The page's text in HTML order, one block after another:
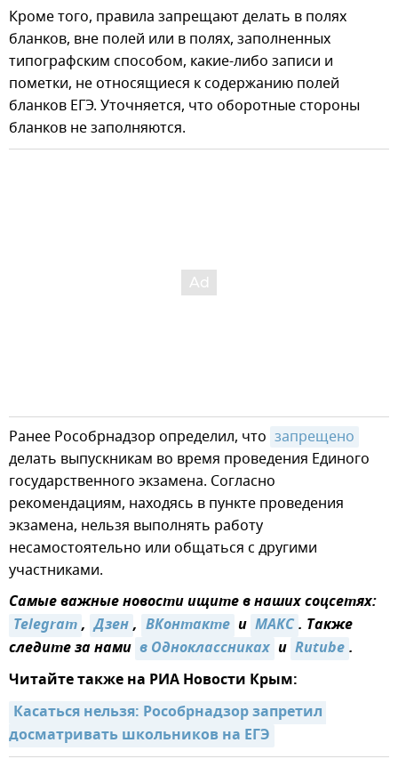
Кроме того, правила запрещают делать в полях
бланков, вне полей или в полях, заполненных
типографским способом, какие-либо записи и
пометки, не относящиеся к содержанию полей
бланков ЕГЭ. Уточняется, что оборотные стороны
бланков не заполняются.
Ранее Рособрнадзор определил, что запрещено
делать выпускникам во время проведения Единого
государственного экзамена. Согласно
рекомендациям, находясь в пункте проведения
экзамена, нельзя выполнять работу
несамостоятельно или общаться с другими
участниками.
Самые важные новости ищите в наших соцсетях:
Telegram, Дзен, ВКонтакте и МАКС. Также
следите за нами в Одноклассниках и Rutube.
Читайте также на РИА Новости Крым:
Касаться нельзя: Рособрнадзор запретил
досматривать школьников на ЕГЭ